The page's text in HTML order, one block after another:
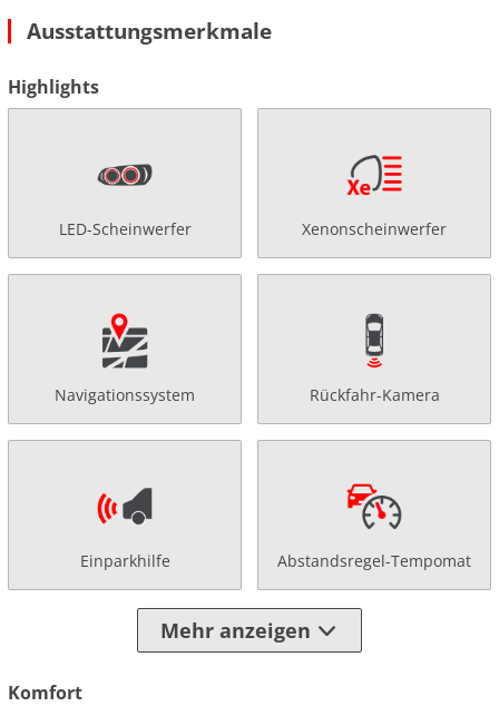
Ausstattungsmerkmale
Highlights
LED-Scheinwerfer Xenonscheinwerfer
Navigationssystem Rückfahr-Kamera
Einparkhilfe Abstandsregel-Tempomat
Mehr anzeigen
Komfort